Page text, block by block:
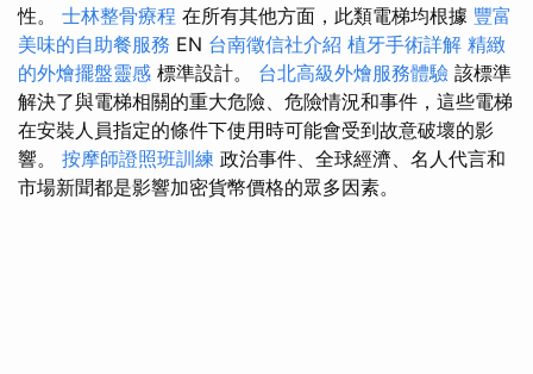
性。 士林整骨療程 在所有其他方面，此類電梯均根據 豐富
美味的自助餐服務 EN 台南徵信社介紹 植牙手術詳解 精緻
的外燴擺盤靈感 標準設計。 台北高級外燴服務體驗 該標準
解決了與電梯相關的重大危險、危險情況和事件，這些電梯
在安裝人員指定的條件下使用時可能會受到故意破壞的影
響。 按摩師證照班訓練 政治事件、全球經濟、名人代言和
市場新聞都是影響加密貨幣價格的眾多因素。